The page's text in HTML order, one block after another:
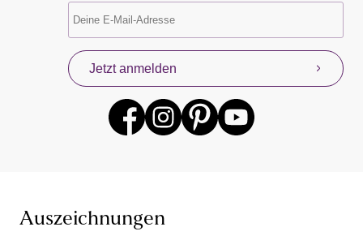
Jetzt anmelden
Auszeichnungen